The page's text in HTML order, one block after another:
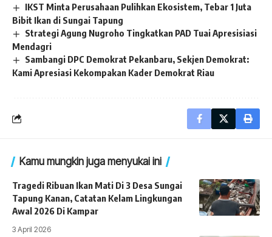
IKST Minta Perusahaan Pulihkan Ekosistem, Tebar 1 Juta
Bibit Ikan di Sungai Tapung
Strategi Agung Nugroho Tingkatkan PAD Tuai Apresisiasi
Mendagri
Sambangi DPC Demokrat Pekanbaru, Sekjen Demokrat:
Kami Apresiasi Kekompakan Kader Demokrat Riau
Kamu mungkin juga menyukai ini
Tragedi Ribuan Ikan Mati Di 3 Desa Sungai
Tapung Kanan, Catatan Kelam Lingkungan
Awal 2026 Di Kampar
3 April 2026